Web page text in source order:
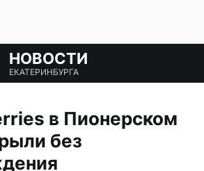
НОВОСТИ
ЕКАТЕРИНБУРГА
в Пионерском
без